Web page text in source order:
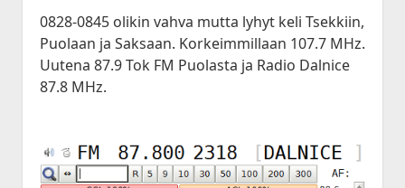
0828-0845 olikin vahva mutta lyhyt keli Tsekkiin,
Puolaan ja Saksaan. Korkeimmillaan 107.7 MHz.
Uutena 87.9 Tok FM Puolasta ja Radio Dalnice
87.8 MHz.